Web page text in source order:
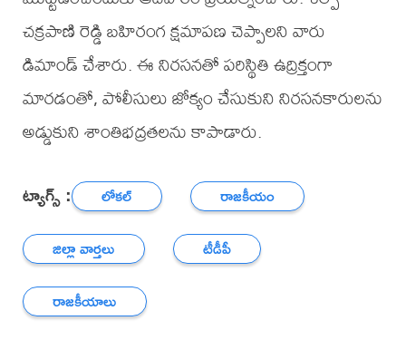
చక్రపాణి రెడ్డి బహిరంగ క్షమాపణ చెప్పాలని వారు
డిమాండ్ చేశారు. ఈ నిరసనతో పరిస్థితి ఉద్రిక్తంగా
మారడంతో, పోలీసులు జోక్యం చేసుకుని నిరసనకారులను
అడ్డుకుని శాంతిభద్రతలను కాపాడారు.
ట్యాగ్స్ : లోకల్
రాజకీయం
జిల్లా వార్తలు
టీడీపీ
రాజకీయాలు